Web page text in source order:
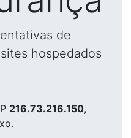
de
hospedados
216.73.216.150,